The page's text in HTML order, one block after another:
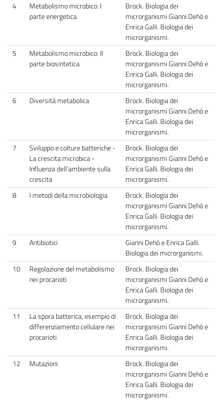
4
Metabolismo microbico: I
parte energetica.
Brock. Biologia dei
microrganismi Gianni Dehò e
Enrica Galli. Biologia dei
microrganismi.
5
Metabolismo microbico: II
parte biosintetica
Brock. Biologia dei
microrganismi Gianni Dehò e
Enrica Galli. Biologia dei
microrganismi.
6
Diversità metabolica
Brock. Biologia dei
microrganismi Gianni Dehò e
Enrica Galli. Biologia dei
microrganismi.
7
Sviluppo e colture batteriche -
La crescita microbica -
Influenza dell’ambiente sulla
crescita
Brock. Biologia dei
microrganismi Gianni Dehò e
Enrica Galli. Biologia dei
microrganismi.
8
I metodi della microbiologia
Brock. Biologia dei
microrganismi Gianni Dehò e
Enrica Galli. Biologia dei
microrganismi.
9
Antibiotici
Gianni Dehò e Enrica Galli.
Biologia dei microrganismi.
10
Regolazione del metabolismo
nei procarioti
Brock. Biologia dei
microrganismi Gianni Dehò e
Enrica Galli. Biologia dei
microrganismi.
11
La spora batterica, esempio di
differenziamento cellulare nei
procarioti
Brock. Biologia dei
microrganismi Gianni Dehò e
Enrica Galli. Biologia dei
microrganismi.
12
Mutazioni
Brock. Biologia dei
microrganismi Gianni Dehò e
Enrica Galli. Biologia dei
microrganismi.